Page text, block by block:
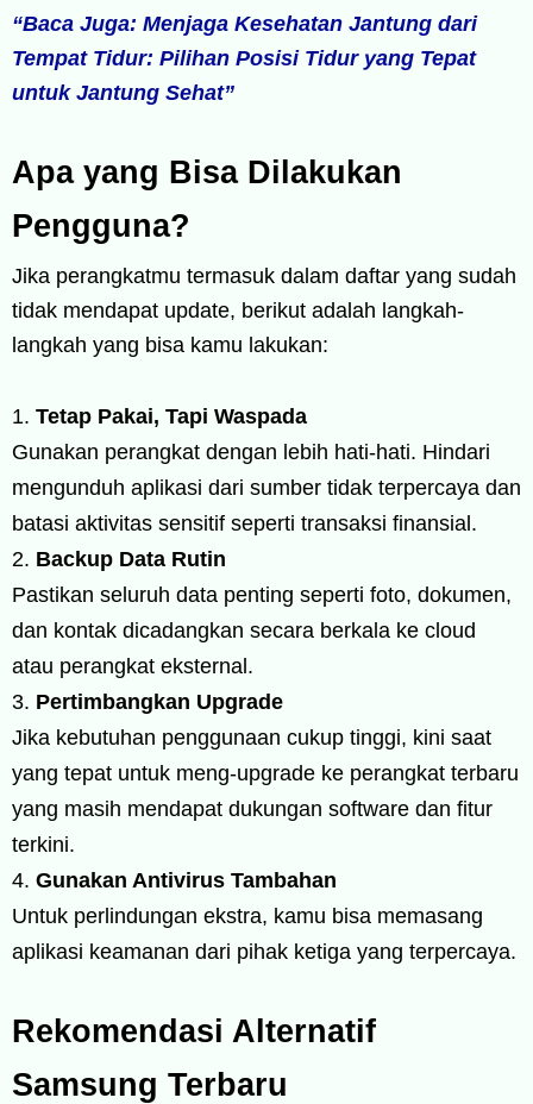
“Baca Juga: Menjaga Kesehatan Jantung dari
Tempat Tidur: Pilihan Posisi Tidur yang Tepat
untuk Jantung Sehat”
Apa yang Bisa Dilakukan
Pengguna?
Jika perangkatmu termasuk dalam daftar yang sudah
tidak mendapat update, berikut adalah langkah-
langkah yang bisa kamu lakukan:
Tetap Pakai, Tapi Waspada
Gunakan perangkat dengan lebih hati-hati. Hindari
mengunduh aplikasi dari sumber tidak terpercaya dan
batasi aktivitas sensitif seperti transaksi finansial.
Backup Data Rutin
Pastikan seluruh data penting seperti foto, dokumen,
dan kontak dicadangkan secara berkala ke cloud
atau perangkat eksternal.
Pertimbangkan Upgrade
Jika kebutuhan penggunaan cukup tinggi, kini saat
yang tepat untuk meng-upgrade ke perangkat terbaru
yang masih mendapat dukungan software dan fitur
terkini.
Gunakan Antivirus Tambahan
Untuk perlindungan ekstra, kamu bisa memasang
aplikasi keamanan dari pihak ketiga yang terpercaya.
Rekomendasi Alternatif
Samsung Terbaru